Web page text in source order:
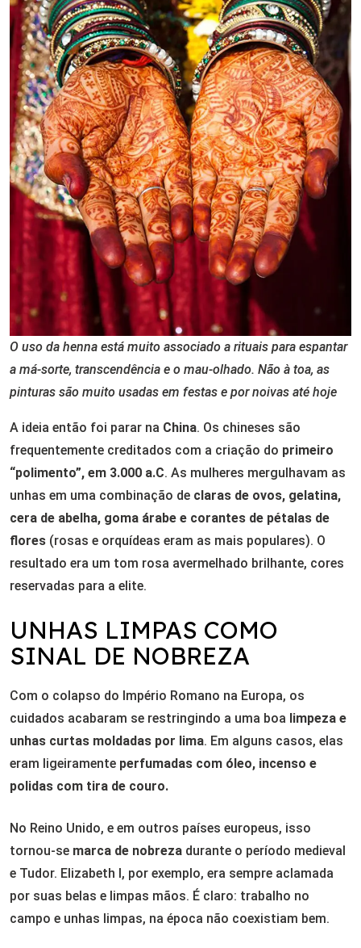
O uso da henna está muito associado a rituais para espantar
a má-sorte, transcendência e o mau-olhado. Não à toa, as
pinturas são muito usadas em festas e por noivas até hoje
A ideia então foi parar na China. Os chineses são
frequentemente creditados com a criação do primeiro
“polimento”, em 3.000 a.C. As mulheres mergulhavam as
unhas em uma combinação de claras de ovos, gelatina,
cera de abelha, goma árabe e corantes de pétalas de
flores (rosas e orquídeas eram as mais populares). O
resultado era um tom rosa avermelhado brilhante, cores
reservadas para a elite.
UNHAS LIMPAS COMO
SINAL DE NOBREZA
Com o colapso do Império Romano na Europa, os
cuidados acabaram se restringindo a uma boa limpeza e
unhas curtas moldadas por lima. Em alguns casos, elas
eram ligeiramente perfumadas com óleo, incenso e
polidas com tira de couro.
No Reino Unido, e em outros países europeus, isso
tornou-se marca de nobreza durante o período medieval
e Tudor. Elizabeth I, por exemplo, era sempre aclamada
por suas belas e limpas mãos. É claro: trabalho no
campo e unhas limpas, na época não coexistiam bem.